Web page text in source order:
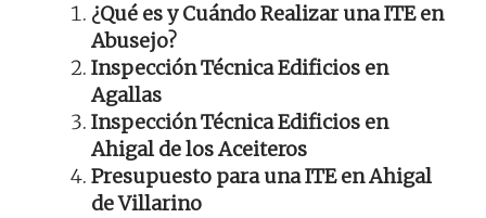
¿Qué es y Cuándo Realizar una ITE en
Abusejo?
Inspección Técnica Edificios en
Agallas
Inspección Técnica Edificios en
Ahigal de los Aceiteros
Presupuesto para una ITE en Ahigal
de Villarino